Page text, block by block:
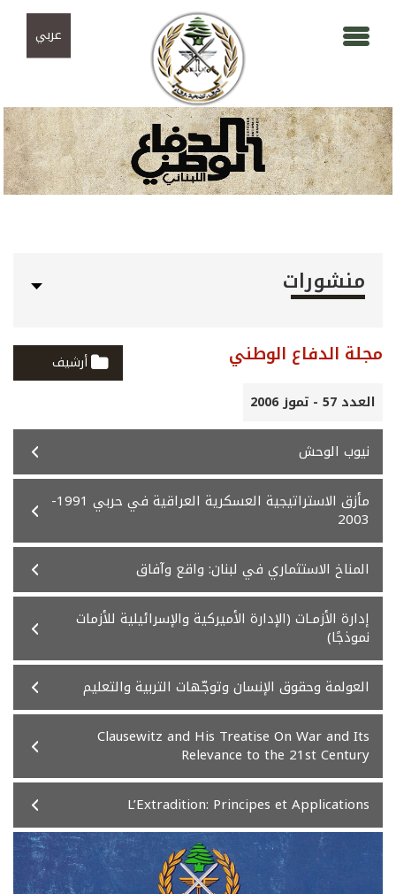
عربي
منشورات
مجلة الدفاع الوطني
أرشيف
العدد 57 - تموز 2006
نيوب الوحش
مأزق الاستراتيجية العسكرية العراقية في حربي 1991-
2003
المناخ الاستثماري في لبنان: واقع وآفاق
إدارة الأزمـات (الإدارة الأميركية والإسرائيلية للأزمات
نموذجًا)
العولمة وحقوق الإنسان وتوجّهات التربية والتعليم
Clausewitz and His Treatise On War and Its
Relevance to the 21st Century
L’Extradition: Principes et Applications